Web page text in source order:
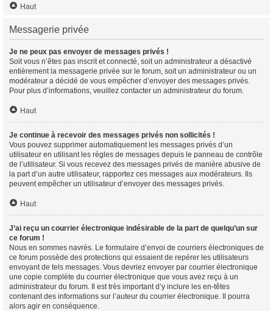
Haut
Messagerie privée
Je ne peux pas envoyer de messages privés !
Soit vous n’êtes pas inscrit et connecté, soit un administrateur a désactivé
entièrement la messagerie privée sur le forum, soit un administrateur ou un
modérateur a décidé de vous empêcher d’envoyer des messages privés.
Pour plus d’informations, veuillez contacter un administrateur du forum.
Haut
Je continue à recevoir des messages privés non sollicités !
Vous pouvez supprimer automatiquement les messages privés d’un
utilisateur en utilisant les règles de messages depuis le panneau de contrôle
de l’utilisateur. Si vous recevez des messages privés de manière abusive de
la part d’un autre utilisateur, rapportez ces messages aux modérateurs. Ils
peuvent empêcher un utilisateur d’envoyer des messages privés.
Haut
J’ai reçu un courrier électronique indésirable de la part de quelqu’un sur
ce forum !
Nous en sommes navrés. Le formulaire d’envoi de courriers électroniques de
ce forum possède des protections qui essaient de repérer les utilisateurs
envoyant de tels messages. Vous devriez envoyer par courrier électronique
une copie complète du courrier électronique que vous avez reçu à un
administrateur du forum. Il est très important d’y inclure les en-têtes
contenant des informations sur l’auteur du courrier électronique. Il pourra
alors agir en conséquence.